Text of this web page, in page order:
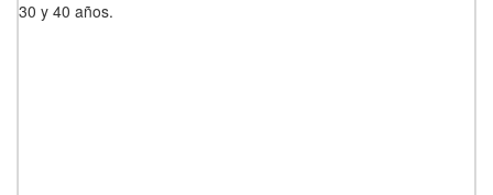
30 y 40 años.